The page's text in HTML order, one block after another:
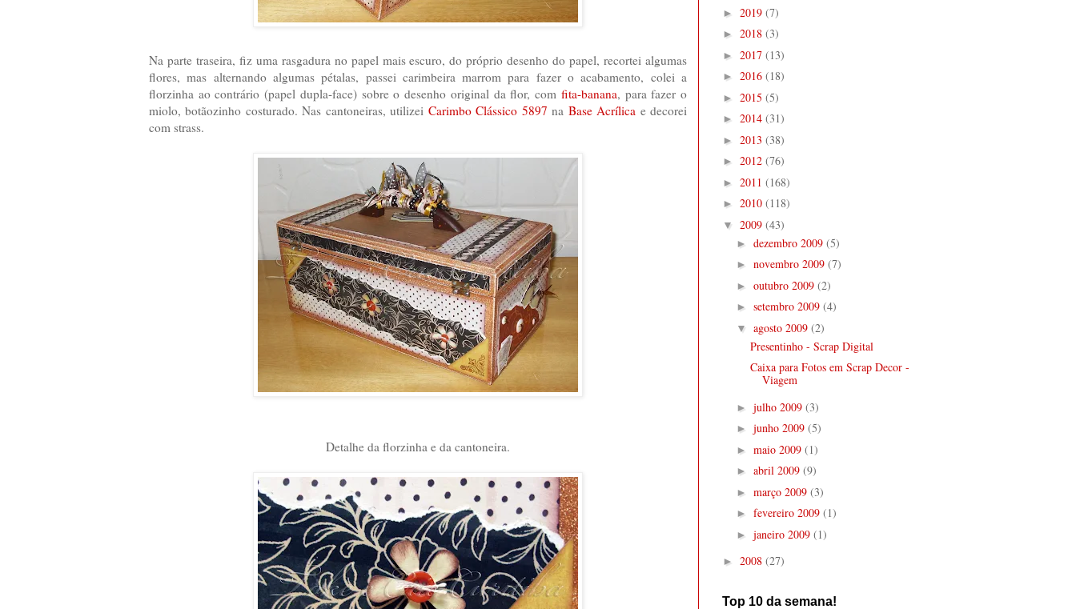
Na parte traseira, fiz uma rasgadura no papel mais escuro, do próprio desenho do papel, recortei algumas
flores, mas alternando algumas pétalas, passei carimbeira marrom para fazer o acabamento, colei a
florzinha ao contrário (papel dupla-face) sobre o desenho original da flor, com fita-banana, para fazer o
miolo, botãozinho costurado. Nas cantoneiras, utilizei Carimbo Clássico 5897 na Base Acrílica e decorei
com strass.
Detalhe da florzinha e da cantoneira.
► 2019 (7)
► 2018 (3)
► 2017 (13)
► 2016 (18)
► 2015 (5)
► 2014 (31)
► 2013 (38)
► 2012 (76)
► 2011 (168)
► 2010 (118)
▼ 2009 (43)
► dezembro 2009 (5)
► novembro 2009 (7)
► outubro 2009 (2)
► setembro 2009 (4)
▼ agosto 2009 (2)
Presentinho - Scrap Digital
Caixa para Fotos em Scrap Decor -
Viagem
► julho 2009 (3)
► junho 2009 (5)
► maio 2009 (1)
► abril 2009 (9)
► março 2009 (3)
► fevereiro 2009 (1)
► janeiro 2009 (1)
► 2008 (27)
Top 10 da semana!